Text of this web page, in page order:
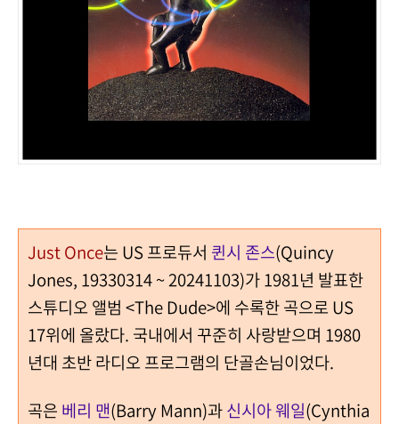
Just Once는 US 프로듀서 퀸시 존스(Quincy
Jones, 19330314 ~ 20241103)가 1981년 발표한
스튜디오 앨범 <The Dude>에 수록한 곡으로 US
17위에 올랐다. 국내에서 꾸준히 사랑받으며 1980
년대 초반 라디오 프로그램의 단골손님이었다.
곡은 베리 맨(Barry Mann)과신시아 웨일(Cynthia